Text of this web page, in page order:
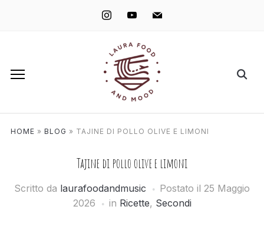
instagramyoutube mail
HOME » BLOG » TAJINE DI POLLO OLIVE E LIMONI
Tajine di pollo olive e limoni
Scritto da laurafoodandmusic Postato il 25 Maggio
2026
in Ricette, Secondi